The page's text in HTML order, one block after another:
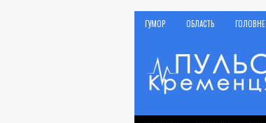
ГУМОР ОБЛАСТЬ ГОЛОВНЕ